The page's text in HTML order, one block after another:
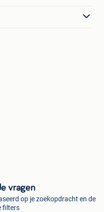
vragen
op je zoekopdracht en de
filters